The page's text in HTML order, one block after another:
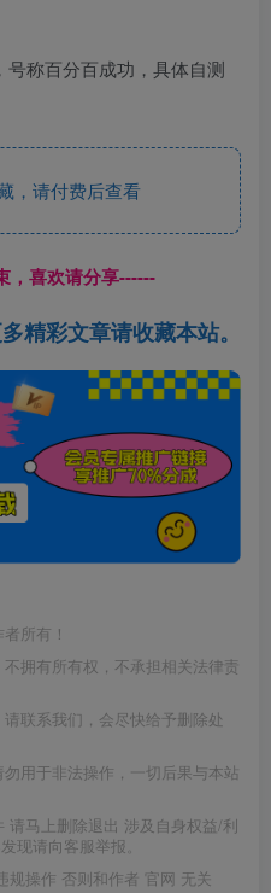
，请付费后查看
，喜欢请分享------
精彩文章请收藏本站。
所有！
拥有所有权，不承担相关法律责
联系我们，会尽快给予删除处
用于非法操作，一切后果与本站
请马上删除退出 涉及自身权益/利
现请向客服举报。
规操作 否则和作者 官网 无关